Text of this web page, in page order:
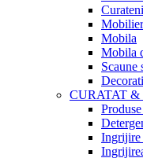
Mobila
Mobila
Scaune
CURATAT &
Ingrijire